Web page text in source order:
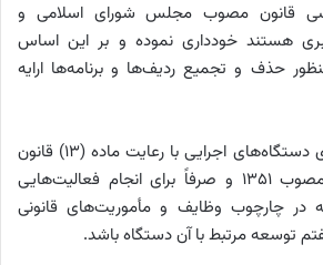
قانون مصوب مجلس شورای اسلامی و
هستند خودداری نموده و بر این اساس
حذف و تجمیع ردیف‌ها و برنامه‌ها ارایه
۹ – پیش بینی اعتبار برای دستگاه‌های اجرایی با رعایت ماده (۱۳) قانون
برنامه و بودجه کشور مصوب ۱۳۵۱ و صرفاً برای انجام فعالیت‌هایی
چارچوب وظایف و مأموریت‌های قانونی
توسعه مرتبط با آن دستگاه باشد.